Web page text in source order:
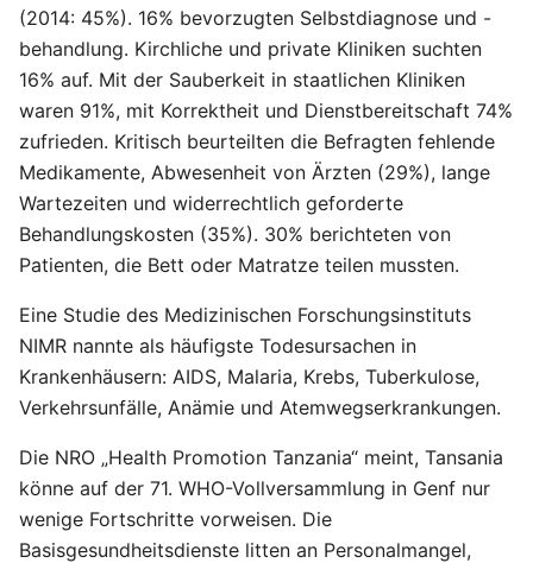
(2014: 45%). 16% bevorzugten Selbstdiagnose und -
behandlung. Kirchliche und private Kliniken suchten
16% auf. Mit der Sauberkeit in staatlichen Kliniken
waren 91%, mit Korrektheit und Dienstbereitschaft 74%
zufrieden. Kritisch beurteilten die Befragten fehlende
Medikamente, Abwesenheit von Ärzten (29%), lange
Wartezeiten und widerrechtlich geforderte
Behandlungskosten (35%). 30% berichteten von
Patienten, die Bett oder Matratze teilen mussten.
Eine Studie des Medizinischen Forschungsinstituts
NIMR nannte als häufigste Todesursachen in
Krankenhäusern: AIDS, Malaria, Krebs, Tuberkulose,
Verkehrsunfälle, Anämie und Atemwegserkrankungen.
Die NRO „Health Promotion Tanzania“ meint, Tansania
könne auf der 71. WHO-Vollversammlung in Genf nur
wenige Fortschritte vorweisen. Die
Basisgesundheitsdienste litten an Personalmangel,